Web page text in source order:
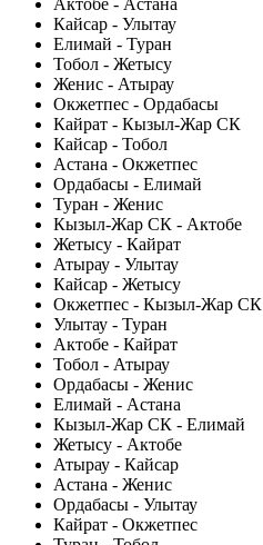
Актобе - Астана
Кайсар - Улытау
Елимай - Туран
Тобол - Жетысу
Женис - Атырау
Окжетпес - Ордабасы
Кайрат - Кызыл-Жар СК
Кайсар - Тобол
Астана - Окжетпес
Ордабасы - Елимай
Туран - Женис
Кызыл-Жар СК - Актобе
Жетысу - Кайрат
Атырау - Улытау
Кайсар - Жетысу
Окжетпес - Кызыл-Жар СК
Улытау - Туран
Актобе - Кайрат
Тобол - Атырау
Ордабасы - Женис
Елимай - Астана
Кызыл-Жар СК - Елимай
Жетысу - Актобе
Атырау - Кайсар
Астана - Женис
Ордабасы - Улытау
Кайрат - Окжетпес